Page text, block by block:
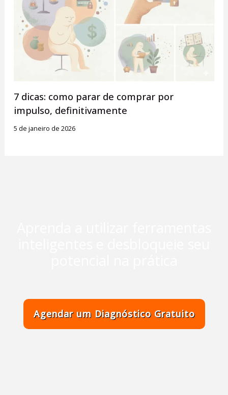
7 dicas: como parar de comprar por
impulso, definitivamente
5 de janeiro de 2026
Agendar um Diagnóstico Gratuito